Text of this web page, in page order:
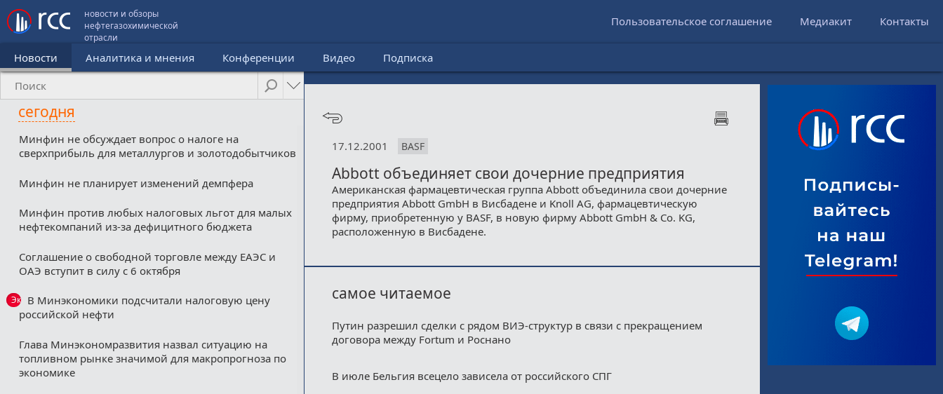
новости и обзоры
нефтегазохимической
отрасли
Пользовательское соглашение Медиакит Контакты
Новости Аналитика и мнения Конференции Видео Подписка
сегодня
Минфин не обсуждает вопрос о налоге на
сверхприбыль для металлургов и золотодобытчиков
Минфин не планирует изменений демпфера
Минфин против любых налоговых льгот для малых
нефтекомпаний из-за дефицитного бюджета
Соглашение о свободной торговле между ЕАЭС и
ОАЭ вступит в силу с 6 октября
Эксклюзив
В Минэкономики подсчитали налоговую цену
российской нефти
Глава Минэкономразвития назвал ситуацию на
топливном рынке значимой для макропрогноза по
экономике
17.12.2001 BASF
Abbott объединяет свои дочерние предприятия
Американская фармацевтическая группа Abbott объединила свои дочерние
предприятия Abbott GmbH в Висбадене и Knoll AG, фармацевтическую
фирму, приобретенную у BASF, в новую фирму Abbott GmbH & Co. KG,
расположенную в Висбадене.
самое читаемое
Путин разрешил сделки с рядом ВИЭ-структур в связи с прекращением
договора между Fortum и Роснано
В июле Бельгия всецело зависела от российского СПГ